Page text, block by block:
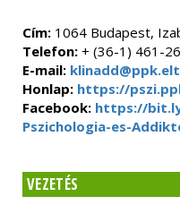
Cím: 1064 Budapest,
Telefon: + (36-1) 461-
E-mail:
Honlap: https://
Facebook: https://bit.ly/
Pszichologia-es-
VEZETÉS